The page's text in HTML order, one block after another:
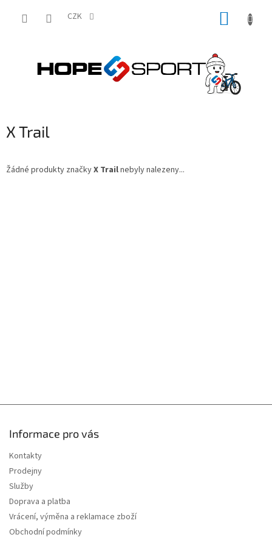
CZK
X Trail
Žádné produkty značkyX Trailnebyly nalezeny...
Informace pro vás
Kontakty
Prodejny
Služby
Doprava a platba
Vrácení, výměna a reklamace zboží
Obchodní podmínky